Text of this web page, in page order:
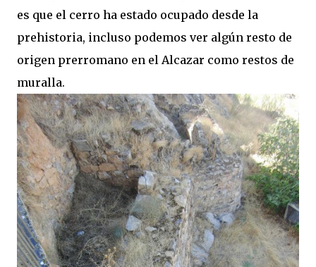
es que el cerro ha estado ocupado desde la
prehistoria, incluso podemos ver algún resto de
origen prerromano en el Alcazar como restos de
muralla.